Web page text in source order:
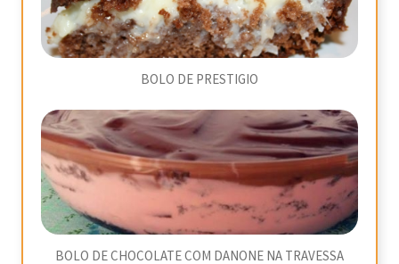
BOLO DE PRESTIGIO
BOLO DE CHOCOLATE COM DANONE NA TRAVESSA